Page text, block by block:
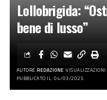
Lollobrigida:
bene di lusso”
AUTORE:REDAZIONE
PUBBLICATO IL: 04/03/2025